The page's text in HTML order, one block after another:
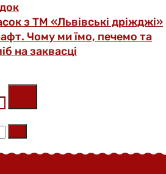
з ТМ «Львівські дріжджі»
Чому ми їмо, печемо та
на заквасці